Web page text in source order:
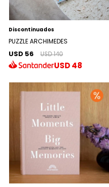
Discontinuados
PUZZLE ARCHIMEDES
USD 56 USD 140
USD48